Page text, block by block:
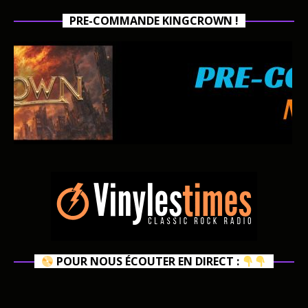
PRE-COMMANDE KINGCROWN !
POUR NOUS ÉCOUTER EN DIRECT :